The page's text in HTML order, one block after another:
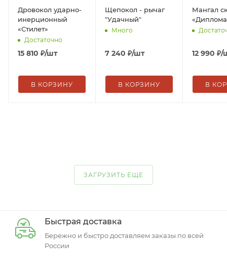
Дровокол ударно-
инерционный
«Стилет»
Достаточно
15 810 ₽/шт
В КОРЗИНУ
Щепокол - рычаг
"Удачный"
Много
7 240 ₽/шт
В КОРЗИНУ
Мангал
12 990 ₽/
В
ЗАГРУЗИТЬ ЕЩЕ
Быстрая доставка
Бережно и быстро доставляем заказы по всей
России